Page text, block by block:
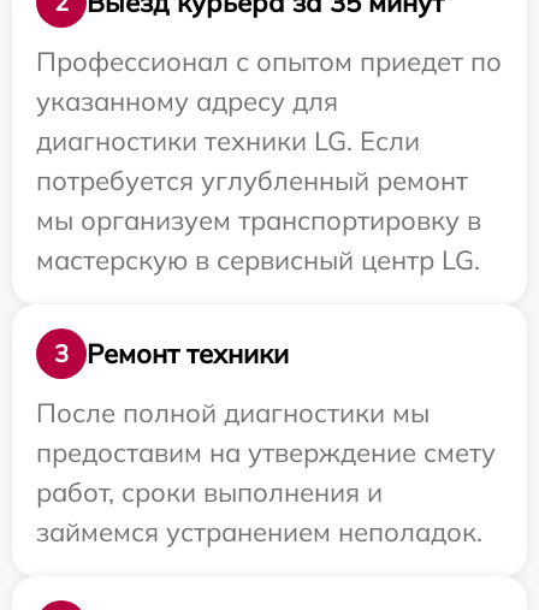
Профессионал с опытом приедет по
указанному адресу для
диагностики техники LG. Если
потребуется углубленный ремонт
мы организуем транспортировку в
мастерскую в сервисный центр LG.
3
Ремонт техники
После полной диагностики мы
предоставим на утверждение смету
работ, сроки выполнения и
займемся устранением неполадок.